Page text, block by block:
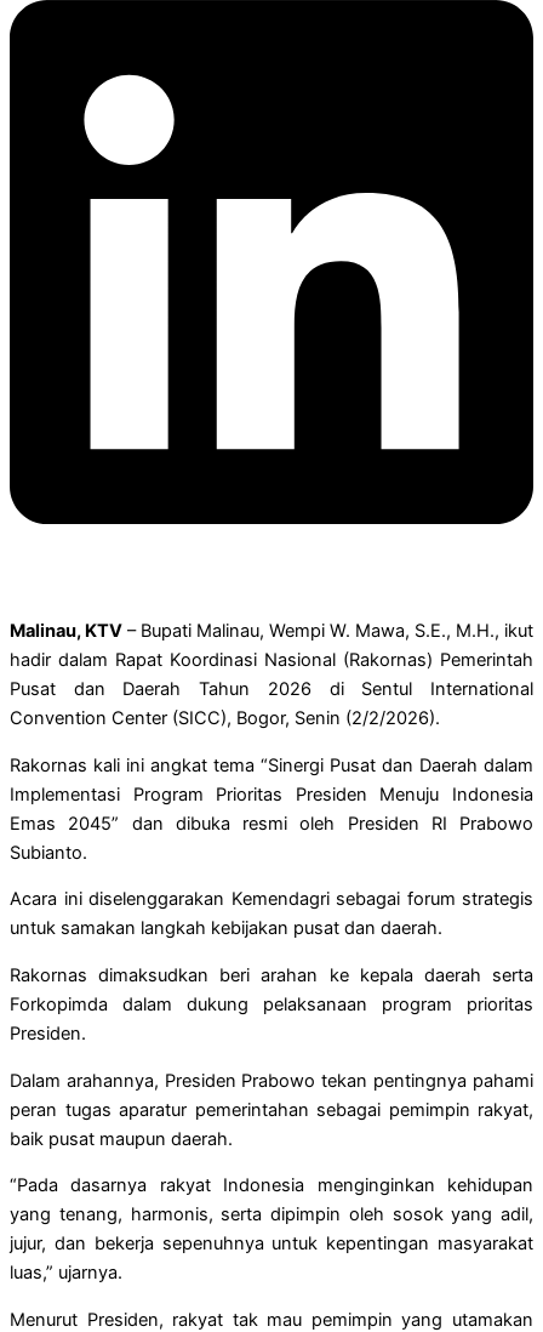
Malinau, KTV – Bupati Malinau, Wempi W. Mawa, S.E., M.H., ikut
hadir dalam Rapat Koordinasi Nasional (Rakornas) Pemerintah
Pusat dan Daerah Tahun 2026 di Sentul International
Convention Center (SICC), Bogor, Senin (2/2/2026).
Rakornas kali ini angkat tema “Sinergi Pusat dan Daerah dalam
Implementasi Program Prioritas Presiden Menuju Indonesia
Emas 2045” dan dibuka resmi oleh Presiden RI Prabowo
Subianto.
Acara ini diselenggarakan Kemendagri sebagai forum strategis
untuk samakan langkah kebijakan pusat dan daerah.
Rakornas dimaksudkan beri arahan ke kepala daerah serta
Forkopimda dalam dukung pelaksanaan program prioritas
Presiden.
Dalam arahannya, Presiden Prabowo tekan pentingnya pahami
peran tugas aparatur pemerintahan sebagai pemimpin rakyat,
baik pusat maupun daerah.
“Pada dasarnya rakyat Indonesia menginginkan kehidupan
yang tenang, harmonis, serta dipimpin oleh sosok yang adil,
jujur, dan bekerja sepenuhnya untuk kepentingan masyarakat
luas,” ujarnya.
Menurut Presiden, rakyat tak mau pemimpin yang utamakan